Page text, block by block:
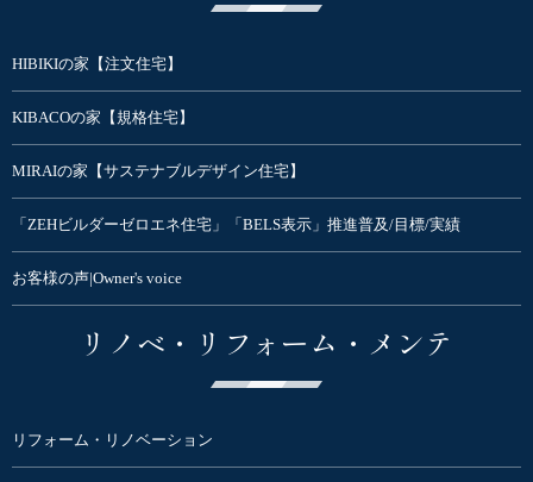
HIBIKIの家【注文住宅】
KIBACOの家【規格住宅】
MIRAIの家【サステナブルデザイン住宅】
「ZEHビルダーゼロエネ住宅」「BELS表示」推進普及/目標/実績
お客様の声|Owner's voice
リノベ・リフォーム・メンテ
リフォーム・リノベーション